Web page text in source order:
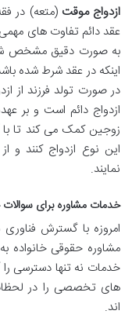
ازدواج موقت (متعه) در
عقد دائم تفاوت های
به صورت دقیق مشخص
اینکه در عقد شرط شده
در صورت تولد فرزند از
ازدواج دائم است و بر
زوجین کمک می کند تا با
این نوع ازدواج کنند و
نمایند.
خدمات مشاوره برای
امروزه با گسترش
مشاوره حقوقی خانواده
خدمات نه تنها دسترسی را
های تخصصی را در
اند.